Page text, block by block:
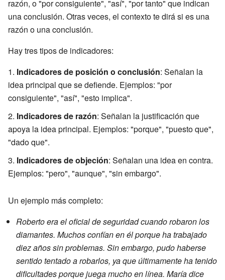
razón, o "por consiguiente", "así", "por tanto" que indican
una conclusión. Otras veces, el contexto te dirá si es una
razón o una conclusión.
Hay tres tipos de indicadores:
Indicadores de posición o conclusión: Señalan la
idea principal que se defiende. Ejemplos: "por
consiguiente", "así", "esto implica".
Indicadores de razón: Señalan la justificación que
apoya la idea principal. Ejemplos: "porque", "puesto que",
"dado que".
Indicadores de objeción: Señalan una idea en contra.
Ejemplos: "pero", "aunque", "sin embargo".
Un ejemplo más completo:
Roberto era el oficial de seguridad cuando robaron los
diamantes. Muchos confían en él porque ha trabajado
diez años sin problemas. Sin embargo, pudo haberse
sentido tentado a robarlos, ya que últimamente ha tenido
dificultades porque juega mucho en línea. María dice